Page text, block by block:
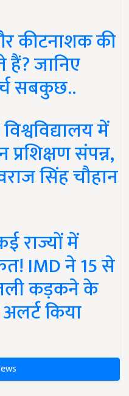
कीटनाशक की
जानिए
सबकुछ..
में
संपन्न,
सिंह चौहान
राज्यों में
IMD ने 15 से
कड़कने के
किया